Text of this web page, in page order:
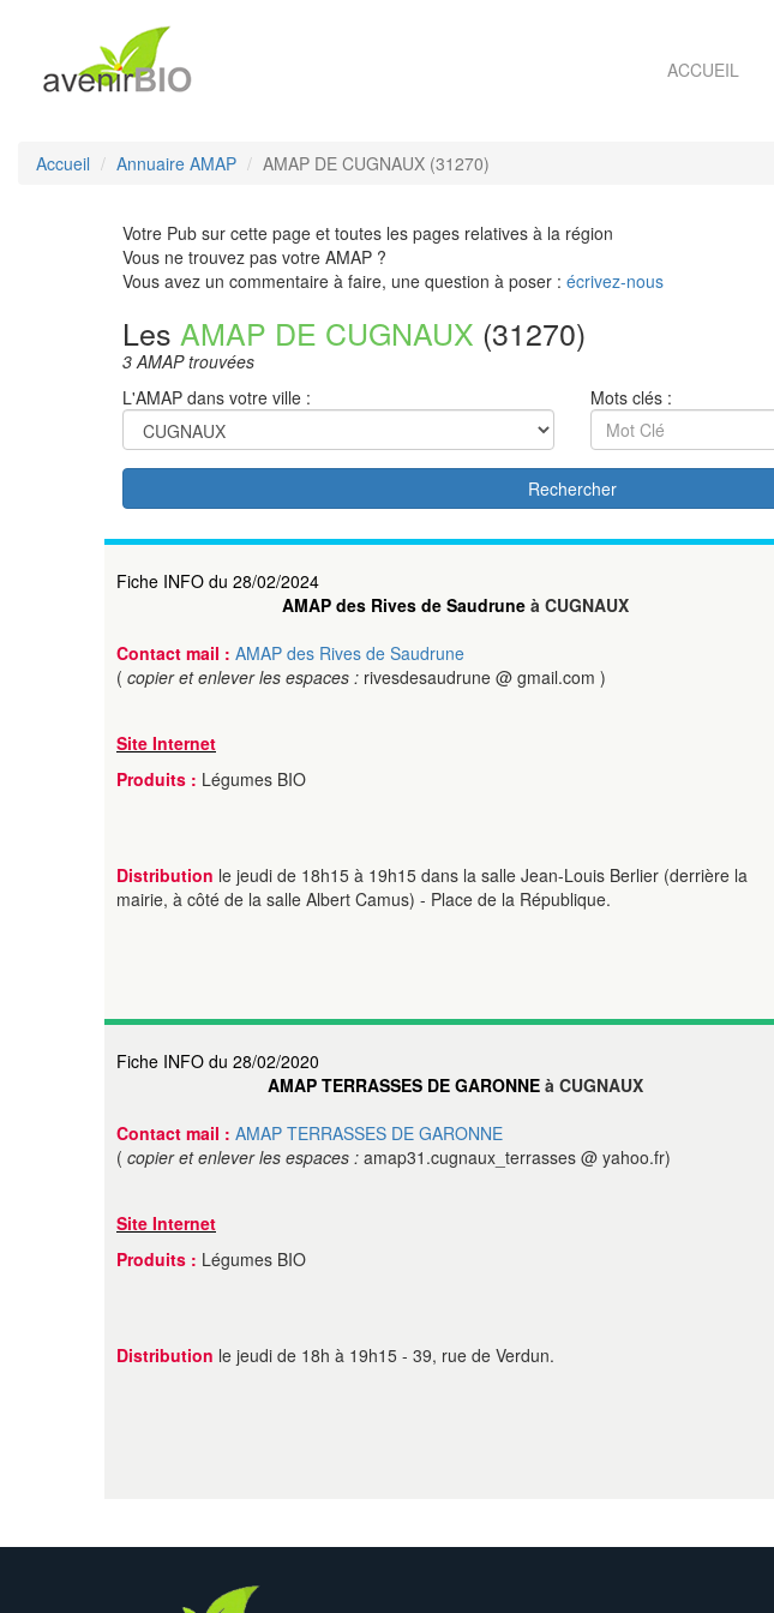
ACCUEIL
Accueil Annuaire AMAP AMAP DE CUGNAUX (31270)
Votre Pub sur cette page et toutes les pages relatives à la région
Vous ne trouvez pas votre AMAP ?
Vous avez un commentaire à faire, une question à poser : écrivez-nous
Les AMAP DE CUGNAUX (31270)
3 AMAP trouvées
L'AMAP dans votre ville :
Mots clés :
Rechercher
Fiche INFO du 28/02/2024
AMAP des Rives de Saudrune à CUGNAUX
Contact mail : AMAP des Rives de Saudrune
( copier et enlever les espaces : rivesdesaudrune @ gmail.com )
Site Internet
Produits : Légumes BIO
Distribution le jeudi de 18h15 à 19h15 dans la salle Jean-Louis Berlier (derrière la
mairie, à côté de la salle Albert Camus) - Place de la République.
Fiche INFO du 28/02/2020
AMAP TERRASSES DE GARONNE à CUGNAUX
Contact mail : AMAP TERRASSES DE GARONNE
( copier et enlever les espaces : amap31.cugnaux_terrasses @ yahoo.fr)
Site Internet
Produits : Légumes BIO
Distribution le jeudi de 18h à 19h15 - 39, rue de Verdun.